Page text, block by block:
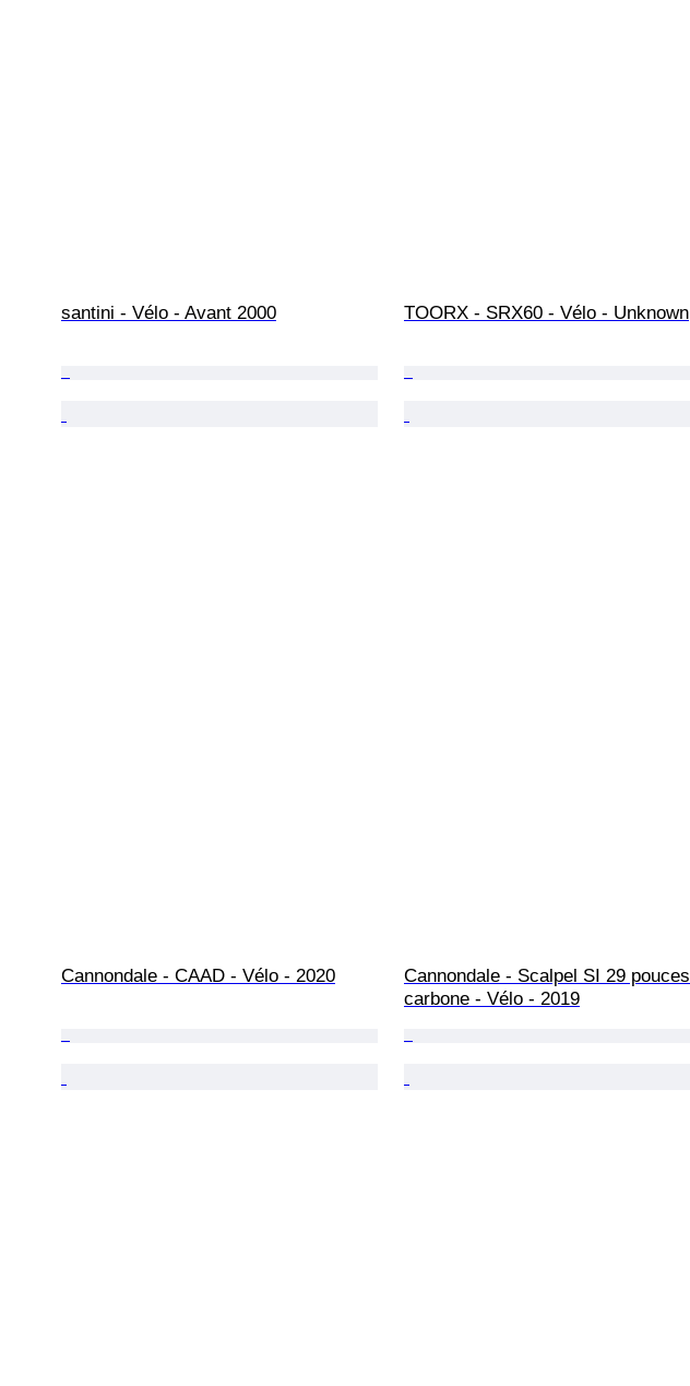
santini - Vélo - Avant 2000 TOORX - SRX60 - Vélo - Unknown
Cannondale - CAAD - Vélo - 2020
Cannondale - Scalpel SI 29 pouces
carbone - Vélo - 2019